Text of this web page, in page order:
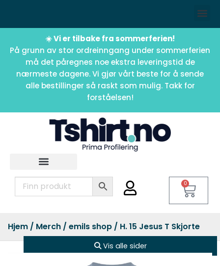
☀️ Vi er tilbake fra sommerferien!
På grunn av stor ordreinngang under sommerferien
må det påregnes noe ekstra leveringstid de
nærmeste dagene. Vi gjør vårt beste for å sende
alle bestillinger så raskt som mulig. Takk for
forståelsen!
0
Hjem / Merch / emils shop / H. 15 Jesus T Skjorte
Vis alle sider